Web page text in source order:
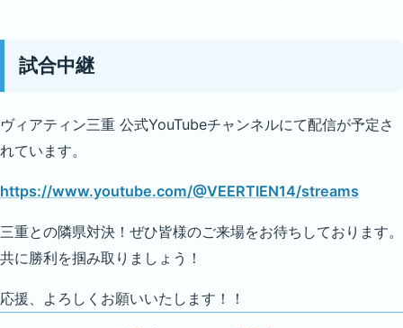
試合中継
ヴィアティン三重 公式YouTubeチャンネルにて配信が予定さ
れています。
https://www.youtube.com/@VEERTIEN14/streams
三重との隣県対決！ぜひ皆様のご来場をお待ちしております。
共に勝利を掴み取りましょう！
応援、よろしくお願いいたします！！